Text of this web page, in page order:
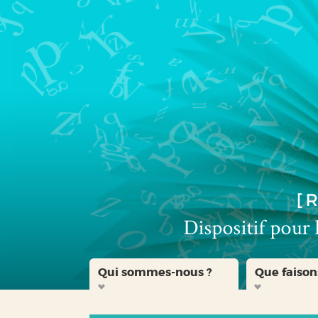
Aller
menu
Aller
contenu
Aller
la
recherche
Qui sommes-nous ? Que